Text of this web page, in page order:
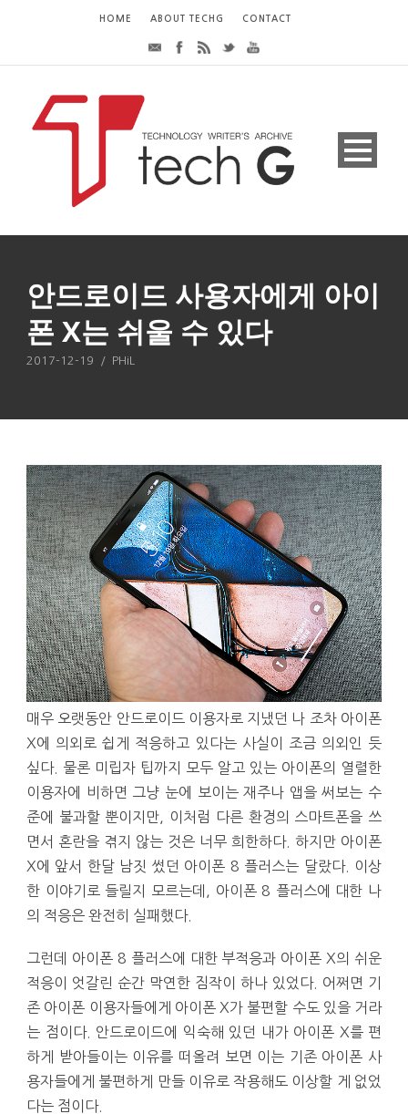
HOME ABOUT TECHG CONTACT
안드로이드 사용자에게 아이
폰 X는 쉬울 수 있다
2017-12-19 / PHiL
매우 오랫동안 안드로이드 이용자로 지냈던 나 조차 아이폰
X에 의외로 쉽게 적응하고 있다는 사실이 조금 의외인 듯
싶다. 물론 미립자 팁까지 모두 알고 있는 아이폰의 열렬한
이용자에 비하면 그냥 눈에 보이는 재주나 앱을 써보는 수
준에 불과할 뿐이지만, 이처럼 다른 환경의 스마트폰을 쓰
면서 혼란을 겪지 않는 것은 너무 희한하다. 하지만 아이폰
X에 앞서 한달 남짓 썼던 아이폰 8 플러스는 달랐다. 이상
한 이야기로 들릴지 모르는데, 아이폰 8 플러스에 대한 나
의 적응은 완전히 실패했다.
그런데 아이폰 8 플러스에 대한 부적응과 아이폰 X의 쉬운
적응이 엇갈린 순간 막연한 짐작이 하나 있었다. 어쩌면 기
존 아이폰 이용자들에게 아이폰 X가 불편할 수도 있을 거라
는 점이다. 안드로이드에 익숙해 있던 내가 아이폰 X를 편
하게 받아들이는 이유를 떠올려 보면 이는 기존 아이폰 사
용자들에게 불편하게 만들 이유로 작용해도 이상할 게 없었
다는 점이다.